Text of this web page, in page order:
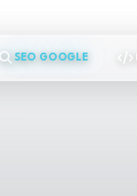
SEO GOOGLE